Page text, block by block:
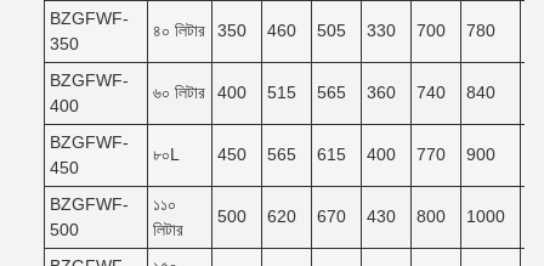
BZGFWF-
350
৪০ লিটার 350 460 505 330 700 780
BZGFWF-
400
৬০ লিটার 400 515 565 360 740 840
BZGFWF-
450
৮০L 450 565 615 400 770 900
BZGFWF-
500
১১০
লিটার
500 620 670 430 800 1000